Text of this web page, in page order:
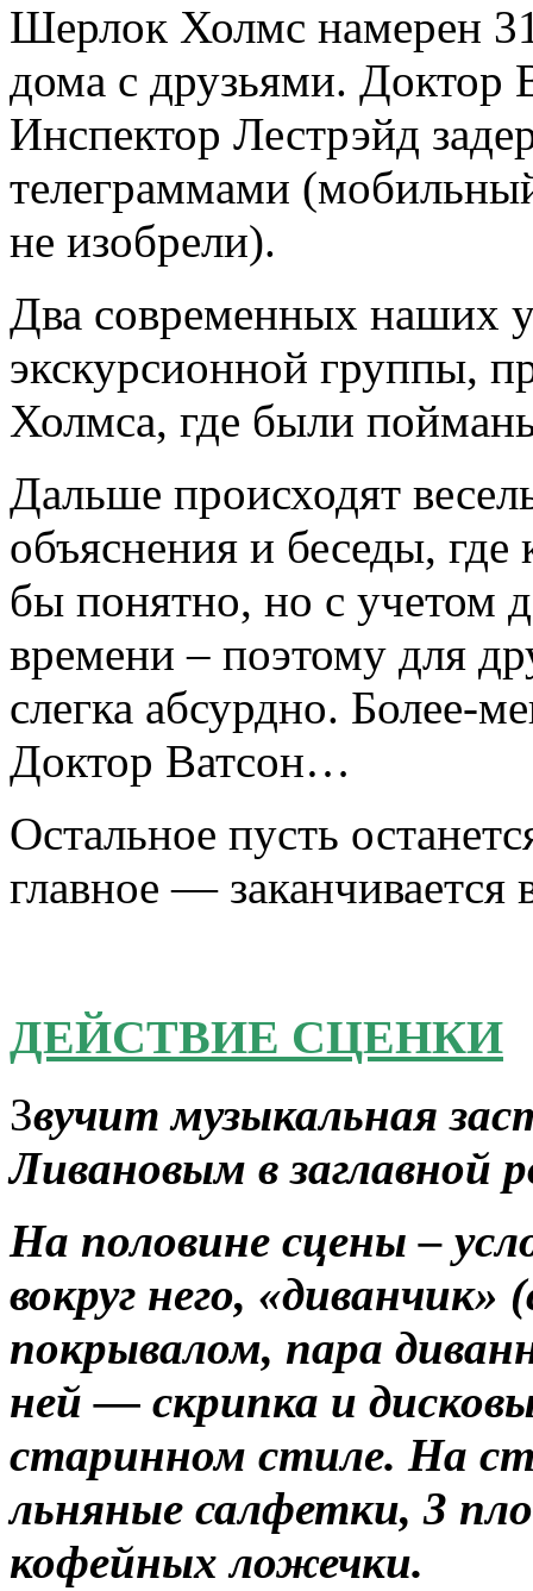
Шерлок Холмс намерен 31
дома с друзьями. Доктор
Инспектор Лестрэйд
телеграммами
не изобрели).
Два современных наших
экскурсионной группы,
Холмса, где были
Дальше происходят
объяснения и беседы, где
бы понятно, но с учетом
времени – поэтому для
слегка абсурдно. Более-
Доктор Ватсон…
Остальное пусть
главное — заканчивается
ДЕЙСТВИЕ СЦЕНКИ
Звучит музыкальная
Ливановым в заглавной
На половине сцены –
вокруг него,
покрывалом, пара
ней — скрипка и
старинном стиле. На
льняные салфетки, 3
кофейных ложечки.